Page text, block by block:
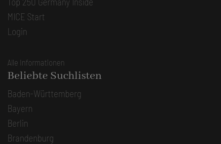
MICE Start
Login
Alle Informationen
Beliebte Suchlisten
Baden-Württemberg
Bayern
Berlin
Brandenburg